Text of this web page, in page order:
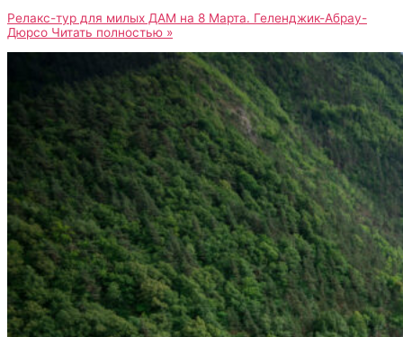
Релакс-тур для милых ДАМ на 8 Марта. Геленджик-Абрау-
Дюрсо Читать полностью »